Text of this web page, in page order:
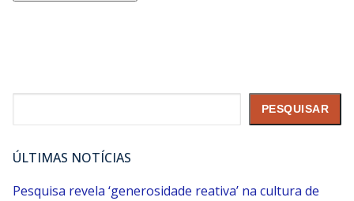
PESQUISAR
ÚLTIMAS NOTÍCIAS
Pesquisa revela ‘generosidade reativa’ na cultura de